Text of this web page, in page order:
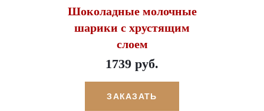
Шоколадные молочные
шарики с хрустящим
слоем
1739 руб.
ЗАКАЗАТЬ